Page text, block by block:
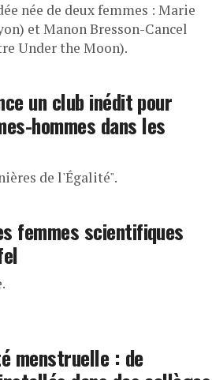
née de deux femmes : Marie
et Manon Bresson-Cancel
Under the Moon).
un club inédit pour
hommes dans les
de l'Égalité".
femmes scientifiques
menstruelle : de